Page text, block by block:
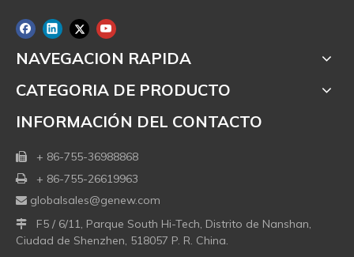
NAVEGACION RAPIDA
CATEGORIA DE PRODUCTO
INFORMACIÓN DEL CONTACTO
 + 86-755-36988868
 + 86-755-26619963
 globalsales@genew.com
 F5 / 6/11, Parque South Hi-Tech, Distrito de Nanshan,
Ciudad de Shenzhen, 518057 P. R. China.